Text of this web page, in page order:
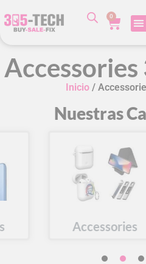
0
Accessories
Inicio/
Nuestras
Accessories